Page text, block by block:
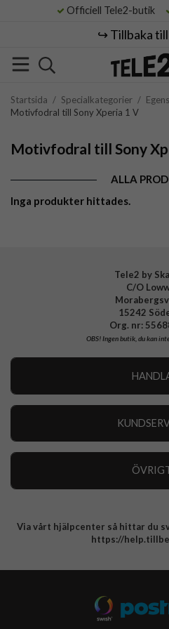
Officiell Tele2-butik
↪️ Tillbaka
Startsida / Specialkategorier /
Motivfodral till Sony Xperia 1 V
Motivfodral till Sony
ALLA
Inga produkter hittades.
Tele2 by
C/O
15242
Org. nr:
OBS!Ingen butik, du kan
Integritetspolicy
Via vårt hjälpcenter så hittar du
https://